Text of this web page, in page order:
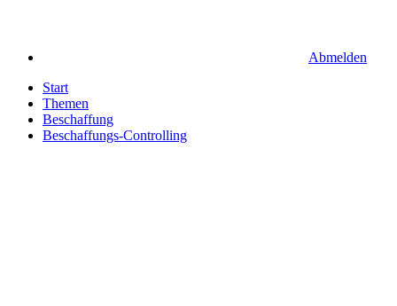
Abmelden
Start
Themen
Beschaffung
Beschaffungs-Controlling